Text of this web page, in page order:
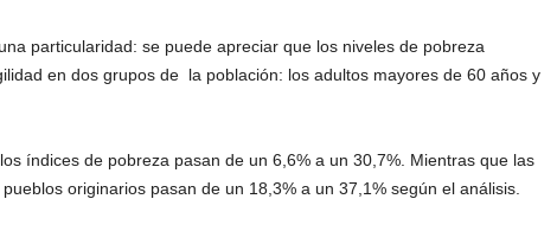
particularidad: se puede apreciar que los niveles de pobreza
en dos grupos de la población: los adultos mayores de 60 años y
índices de pobreza pasan de un 6,6% a un 30,7%. Mientras que las
originarios pasan de un 18,3% a un 37,1% según el análisis.